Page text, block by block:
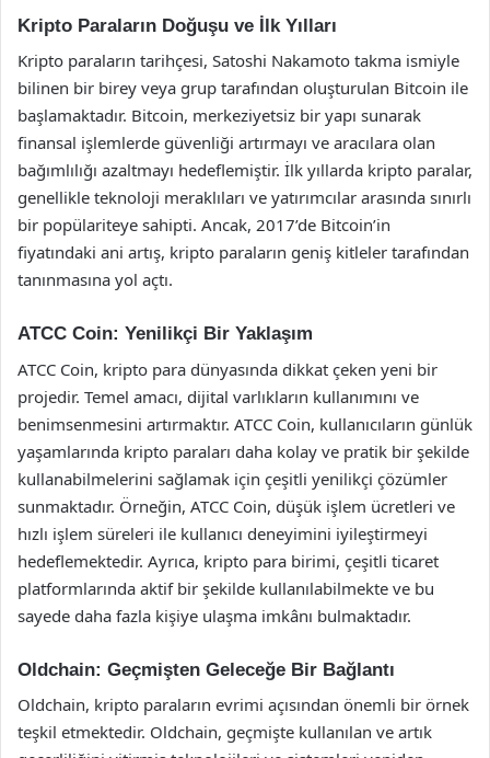
Kripto Paraların Doğuşu ve İlk Yılları
Kripto paraların tarihçesi, Satoshi Nakamoto takma ismiyle
bilinen bir birey veya grup tarafından oluşturulan Bitcoin ile
başlamaktadır. Bitcoin, merkeziyetsiz bir yapı sunarak
finansal işlemlerde güvenliği artırmayı ve aracılara olan
bağımlılığı azaltmayı hedeflemiştir. İlk yıllarda kripto paralar,
genellikle teknoloji meraklıları ve yatırımcılar arasında sınırlı
bir popülariteye sahipti. Ancak, 2017’de Bitcoin’in
fiyatındaki ani artış, kripto paraların geniş kitleler tarafından
tanınmasına yol açtı.
ATCC Coin: Yenilikçi Bir Yaklaşım
ATCC Coin, kripto para dünyasında dikkat çeken yeni bir
projedir. Temel amacı, dijital varlıkların kullanımını ve
benimsenmesini artırmaktır. ATCC Coin, kullanıcıların günlük
yaşamlarında kripto paraları daha kolay ve pratik bir şekilde
kullanabilmelerini sağlamak için çeşitli yenilikçi çözümler
sunmaktadır. Örneğin, ATCC Coin, düşük işlem ücretleri ve
hızlı işlem süreleri ile kullanıcı deneyimini iyileştirmeyi
hedeflemektedir. Ayrıca, kripto para birimi, çeşitli ticaret
platformlarında aktif bir şekilde kullanılabilmekte ve bu
sayede daha fazla kişiye ulaşma imkânı bulmaktadır.
Oldchain: Geçmişten Geleceğe Bir Bağlantı
Oldchain, kripto paraların evrimi açısından önemli bir örnek
teşkil etmektedir. Oldchain, geçmişte kullanılan ve artık